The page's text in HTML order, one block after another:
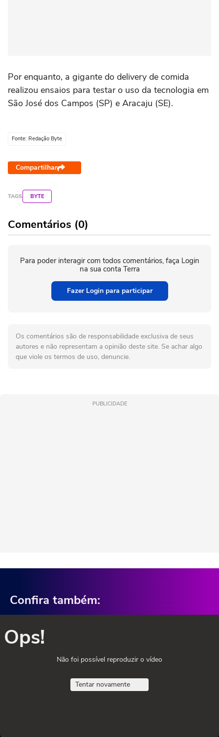
Por enquanto, a gigante do delivery de comida
realizou ensaios para testar o uso da tecnologia em
São José dos Campos (SP) e Aracaju (SE).
Fonte: Redação Byte
Compartilhar
TAGS BYTE
Comentários (0)
Para poder interagir com todos comentários, faça Login
na sua conta Terra
Fazer Login para participar
Os comentários são de responsabilidade exclusiva de seus
autores e não representam a opinião deste site. Se achar algo
que viole os termos de uso, denuncie.
PUBLICIDADE
Confira também:
Ops!
Não foi possível reproduzir o vídeo
Tentar novamente